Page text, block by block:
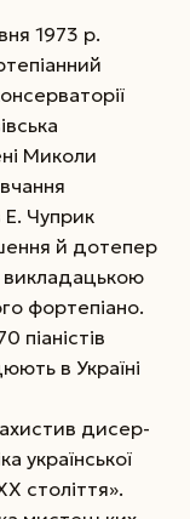
1973 р.
Миколи
Е. Чуприк
й дотепер
викладацькою
фортепіано.
піаністів
в Україні
дисер­
української
століття».